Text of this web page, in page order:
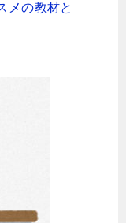
メの教材と